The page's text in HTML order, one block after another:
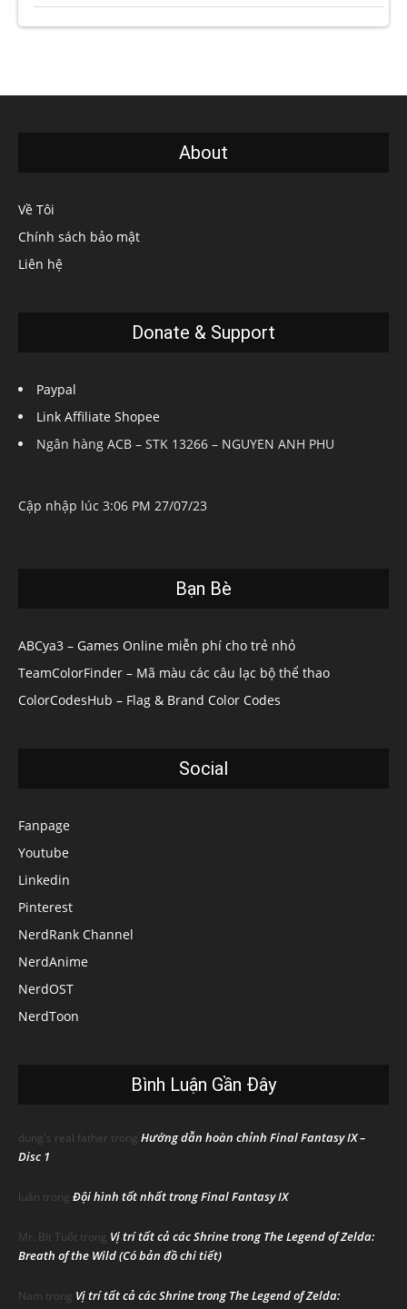
About
Về Tôi
Chính sách bảo mật
Liên hệ
Donate & Support
Paypal
Link Affiliate Shopee
Ngân hàng ACB – STK 13266 – NGUYEN ANH PHU
Cập nhập lúc 3:06 PM 27/07/23
Bạn Bè
ABCya3 – Games Online miễn phí cho trẻ nhỏ
TeamColorFinder – Mã màu các câu lạc bộ thể thao
ColorCodesHub – Flag & Brand Color Codes
Social
Fanpage
Youtube
Linkedin
Pinterest
NerdRank Channel
NerdAnime
NerdOST
NerdToon
Bình Luận Gần Đây
dung's real father trong Hướng dẫn hoàn chỉnh Final Fantasy IX –
Disc 1
luân trong Đội hình tốt nhất trong Final Fantasy IX
Mr. Bít Tuốt trong Vị trí tất cả các Shrine trong The Legend of Zelda:
Breath of the Wild (Có bản đồ chi tiết)
Nam trong Vị trí tất cả các Shrine trong The Legend of Zelda: